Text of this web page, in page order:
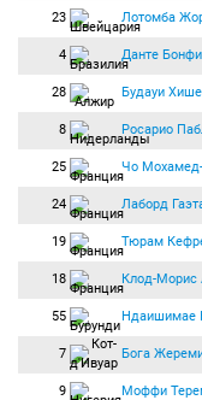
23 Лотомба
4 Данте
28 Будауи
8 Росарио
25 Чо
24 Лаборд
19 Тюрам
18 Клод-Морис
55 Ндаишимае
7 Бога
9 Моффи